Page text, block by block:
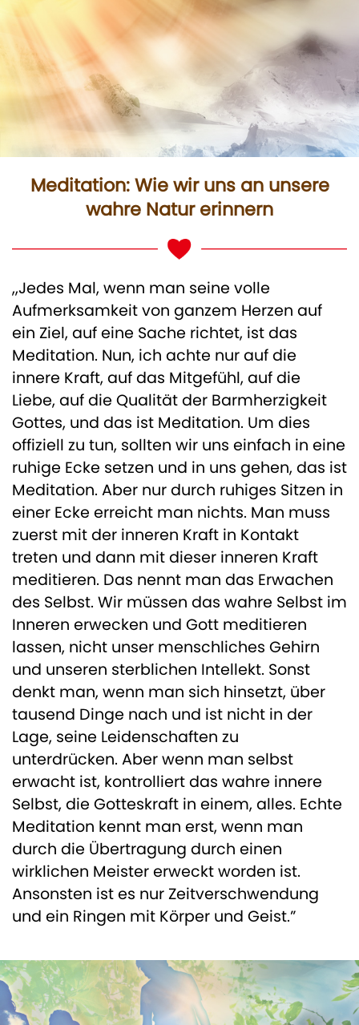
Meditation: Wie wir uns an unsere
wahre Natur erinnern
,,Jedes Mal, wenn man seine volle
Aufmerksamkeit von ganzem Herzen auf
ein Ziel, auf eine Sache richtet, ist das
Meditation. Nun, ich achte nur auf die
innere Kraft, auf das Mitgefühl, auf die
Liebe, auf die Qualität der Barmherzigkeit
Gottes, und das ist Meditation. Um dies
offiziell zu tun, sollten wir uns einfach in eine
ruhige Ecke setzen und in uns gehen, das ist
Meditation. Aber nur durch ruhiges Sitzen in
einer Ecke erreicht man nichts. Man muss
zuerst mit der inneren Kraft in Kontakt
treten und dann mit dieser inneren Kraft
meditieren. Das nennt man das Erwachen
des Selbst. Wir müssen das wahre Selbst im
Inneren erwecken und Gott meditieren
lassen, nicht unser menschliches Gehirn
und unseren sterblichen Intellekt. Sonst
denkt man, wenn man sich hinsetzt, über
tausend Dinge nach und ist nicht in der
Lage, seine Leidenschaften zu
unterdrücken. Aber wenn man selbst
erwacht ist, kontrolliert das wahre innere
Selbst, die Gotteskraft in einem, alles. Echte
Meditation kennt man erst, wenn man
durch die Übertragung durch einen
wirklichen Meister erweckt worden ist.
Ansonsten ist es nur Zeitverschwendung
und ein Ringen mit Körper und Geist.”